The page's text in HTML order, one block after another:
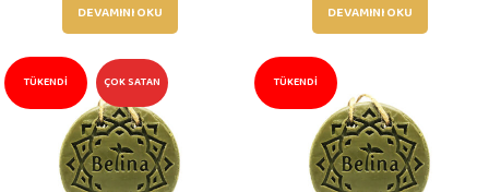
DEVAMINI OKU DEVAMINI OKU
TÜKENDI ÇOK SATAN TÜKENDI